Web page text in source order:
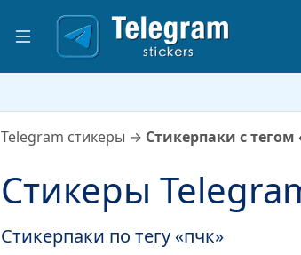
Telegram стикеры → Стикерпаки с тегом
Стикеры
Стикерпаки по тегу «пчк»